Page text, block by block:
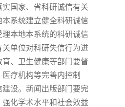
国家、省科研诚信有关
系统建立健全科研诚信
本地本系统的科研诚信
单位对科研失信行为进
、卫生健康等部门要督
疗机构等完善内控制
设。新闻出版部门要完
化学术水平和社会效益